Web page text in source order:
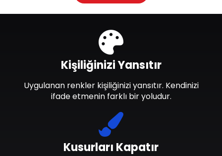
Kusurları Kapatır
Kişiliğinizi Yansıtır
Uygulanan renkler kişiliğinizi yansıtır. Kendinizi
ifade etmenin farklı bir yoludur.